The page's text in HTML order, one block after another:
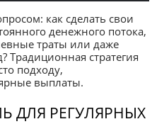
как сделать свои
денежного потока,
траты или даже
Традиционная стратегия
подходу,
выплаты.
ДЛЯ РЕГУЛЯРНЫХ